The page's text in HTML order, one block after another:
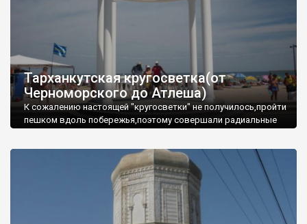
Тарханкутская кругосветка(от
Черноморского до Атлеша)
К сожалению настоящей "кругосветки" не получилось,пройти
пешком вдоль побережья,поэтому совершали радиальные